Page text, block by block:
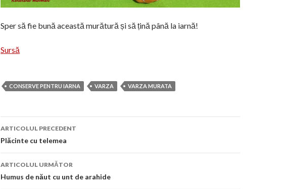
Sper să fie bună această murătură și să țină până la iarnă!
Sursă
CONSERVE PENTRU IARNA VARZA VARZA MURATA
Navigare
în
articol
ARTICOLUL PRECEDENT
Plăcinte cu telemea
ARTICOLUL URMĂTOR
Humus de năut cu unt de arahide